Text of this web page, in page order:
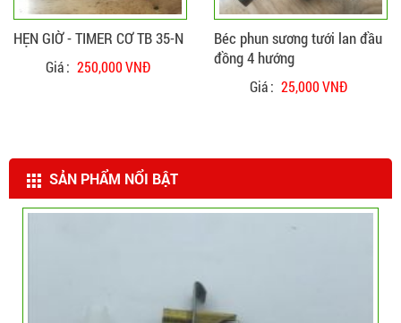
HẸN GIỜ - TIMER CƠ TB 35-N
Giá : 250,000 VNĐ
Béc phun sương tưới lan đầu
đồng 4 hướng
Giá : 25,000 VNĐ
SẢN PHẨM NỔI BẬT